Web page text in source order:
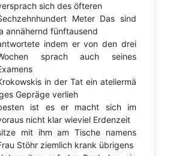
sich des öfteren
Meter Das sind
annähernd fünftausend
indem er von den drei
sprach auch seines
in der Tat ein ateliermä
Gepräge verlieh
ist es er macht sich im
nicht klar wieviel Erdenzeit
mit ihm am Tische namens
Stöhr ziemlich krank übrigens